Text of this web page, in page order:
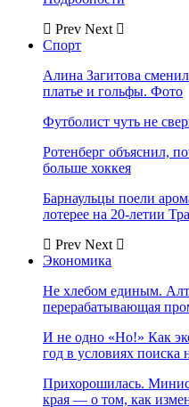
Prev Next
Спорт
Алина Загитова
платье и гольфы. Фото
Футболист чуть не
Ротенберг объяснил,
больше хоккея
Барнаульцы поели
лотерее на 20-летии
Prev Next
Экономика
Не хлебом единым.
перерабатывающая
И не одно «Но!» Как
год в условиях
Прихорошилась.
края — о том, как